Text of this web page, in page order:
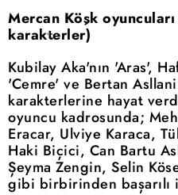
Mercan Köşk
karakterler)
Kubilay Aka'nın 'Aras',
'Cemre' ve Bertan
karakterlerine hayat
oyuncu kadrosunda;
Eracar, Ulviye Karaca,
Haki Biçici, Can Bartu
Şeyma Zengin, Selin
gibi birbirinden başarılı